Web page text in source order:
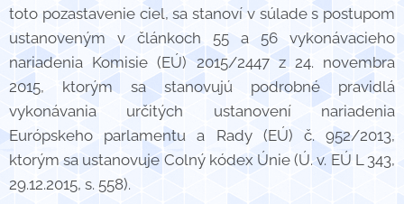
toto pozastavenie ciel, sa stanoví v súlade s postupom
ustanoveným v článkoch 55 a 56 vykonávacieho
nariadenia Komisie (EÚ) 2015/2447 z 24. novembra
2015, ktorým sa stanovujú podrobné pravidlá
vykonávania určitých ustanovení nariadenia
Európskeho parlamentu a Rady (EÚ) č. 952/2013,
ktorým sa ustanovuje Colný kódex Únie (Ú. v. EÚ L 343,
29.12.2015, s. 558).